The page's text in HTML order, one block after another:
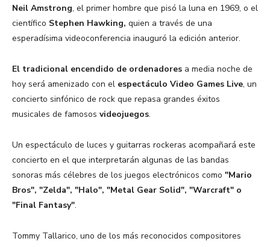
Neil Amstrong, el primer hombre que pisó la luna en 1969, o el
científico Stephen Hawking, quien a través de una
esperadísima videoconferencia inauguró la edición anterior.
El tradicional encendido de ordenadores a media noche de
hoy será amenizado con el espectáculo Video Games Live, un
concierto sinfónico de rock que repasa grandes éxitos
musicales de famosos videojuegos.
Un espectáculo de luces y guitarras rockeras acompañará este
concierto en el que interpretarán algunas de las bandas
sonoras más célebres de los juegos electrónicos como "Mario
Bros", "Zelda", "Halo", "Metal Gear Solid", "Warcraft" o
"Final Fantasy".
Tommy Tallarico, uno de los más reconocidos compositores